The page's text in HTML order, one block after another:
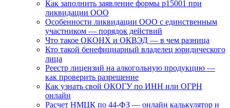
Как заполнить заявление формы р15001 при
ликвидации ООО
Особенности ликвидации ООО с единственным
участником — порядок действий
Что такое ОКОНХ и ОКВЭД — в чем разница
Кто такой бенефициарный владелец юридического
лица
Реестр лицензий на алкогольную продукцию —
как проверить разрешение
Как узнать свой ОКОГУ по ИНН или ОГРН
онлайн
Расчет НМЦК по 44-ФЗ — онлайн калькулятор и